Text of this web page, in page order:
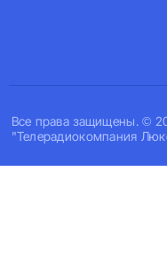
Все права защищены. ©
"Телерадиокомпания